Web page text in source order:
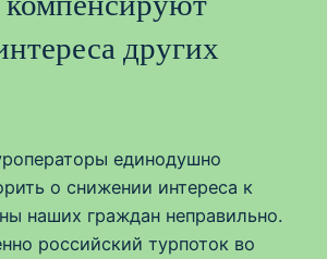
других
единодушно
о снижении интереса к
наших граждан неправильно.
российский турпоток во